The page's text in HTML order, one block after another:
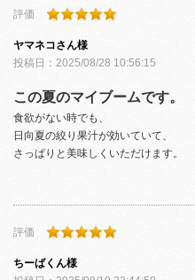
評価
ヤマネコさん様
投稿日： 2025/08/28 10:56:15
この夏のマイブームです。
食欲がない時でも、
日向夏の絞り果汁が効いていて、
さっぱりと美味しくいただけます。
評価
ちーばくん様